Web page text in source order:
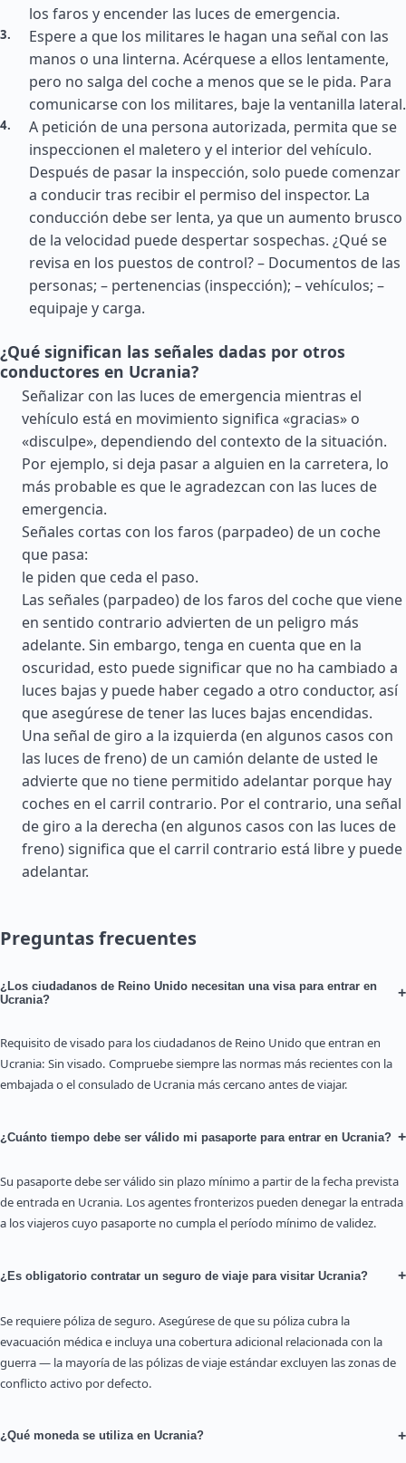
los faros y encender las luces de emergencia.
Espere a que los militares le hagan una señal con las
manos o una linterna. Acérquese a ellos lentamente,
pero no salga del coche a menos que se le pida. Para
comunicarse con los militares, baje la ventanilla lateral.
A petición de una persona autorizada, permita que se
inspeccionen el maletero y el interior del vehículo.
Después de pasar la inspección, solo puede comenzar
a conducir tras recibir el permiso del inspector. La
conducción debe ser lenta, ya que un aumento brusco
de la velocidad puede despertar sospechas. ¿Qué se
revisa en los puestos de control? – Documentos de las
personas; – pertenencias (inspección); – vehículos; –
equipaje y carga.
¿Qué significan las señales dadas por otros
conductores en Ucrania?
Señalizar con las luces de emergencia mientras el
vehículo está en movimiento significa «gracias» o
«disculpe», dependiendo del contexto de la situación.
Por ejemplo, si deja pasar a alguien en la carretera, lo
más probable es que le agradezcan con las luces de
emergencia.
Señales cortas con los faros (parpadeo) de un coche
que pasa:
le piden que ceda el paso.
Las señales (parpadeo) de los faros del coche que viene
en sentido contrario advierten de un peligro más
adelante. Sin embargo, tenga en cuenta que en la
oscuridad, esto puede significar que no ha cambiado a
luces bajas y puede haber cegado a otro conductor, así
que asegúrese de tener las luces bajas encendidas.
Una señal de giro a la izquierda (en algunos casos con
las luces de freno) de un camión delante de usted le
advierte que no tiene permitido adelantar porque hay
coches en el carril contrario. Por el contrario, una señal
de giro a la derecha (en algunos casos con las luces de
freno) significa que el carril contrario está libre y puede
adelantar.
Preguntas frecuentes
¿Los ciudadanos de Reino Unido necesitan una visa para entrar en
Ucrania?
+
Requisito de visado para los ciudadanos de Reino Unido que entran en
Ucrania: Sin visado. Compruebe siempre las normas más recientes con la
embajada o el consulado de Ucrania más cercano antes de viajar.
¿Cuánto tiempo debe ser válido mi pasaporte para entrar en Ucrania? +
Su pasaporte debe ser válido sin plazo mínimo a partir de la fecha prevista
de entrada en Ucrania. Los agentes fronterizos pueden denegar la entrada
a los viajeros cuyo pasaporte no cumpla el período mínimo de validez.
¿Es obligatorio contratar un seguro de viaje para visitar Ucrania? +
Se requiere póliza de seguro. Asegúrese de que su póliza cubra la
evacuación médica e incluya una cobertura adicional relacionada con la
guerra — la mayoría de las pólizas de viaje estándar excluyen las zonas de
conflicto activo por defecto.
¿Qué moneda se utiliza en Ucrania? +